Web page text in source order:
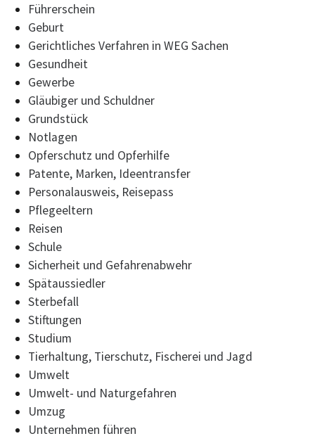
Führerschein
Geburt
Gerichtliches Verfahren in WEG Sachen
Gesundheit
Gewerbe
Gläubiger und Schuldner
Grundstück
Notlagen
Opferschutz und Opferhilfe
Patente, Marken, Ideentransfer
Personalausweis, Reisepass
Pflegeeltern
Reisen
Schule
Sicherheit und Gefahrenabwehr
Spätaussiedler
Sterbefall
Stiftungen
Studium
Tierhaltung, Tierschutz, Fischerei und Jagd
Umwelt
Umwelt- und Naturgefahren
Umzug
Unternehmen führen